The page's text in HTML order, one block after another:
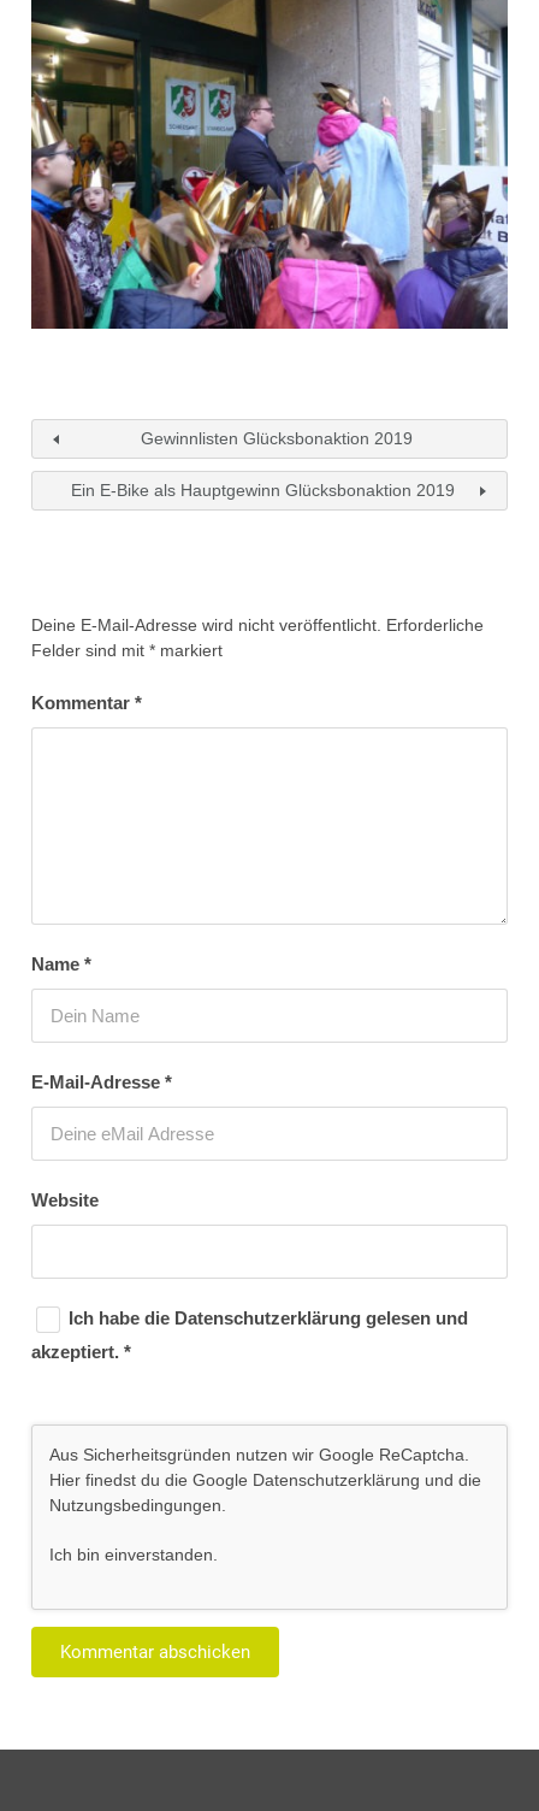
Gewinnlisten Glücksbonaktion 2019
Ein E-Bike als Hauptgewinn Glücksbonaktion 2019
Deine E-Mail-Adresse wird nicht veröffentlicht. Erforderliche
Felder sind mit * markiert
Kommentar *
Name *
E-Mail-Adresse *
Website
Ich habe die Datenschutzerklärung gelesen und
akzeptiert. *
Aus Sicherheitsgründen nutzen wir Google ReCaptcha.
Hier finedst du die Google Datenschutzerklärung und die
Nutzungsbedingungen.
Ich bin einverstanden.